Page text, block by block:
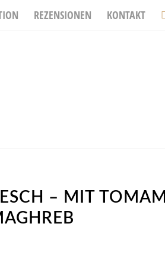
REZENSIONEN KONTAKT
– MIT TOMAMI